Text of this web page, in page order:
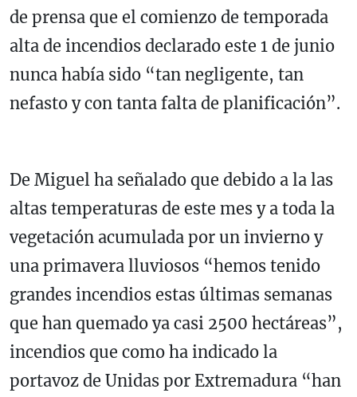
de prensa que el comienzo de temporada
alta de incendios declarado este 1 de junio
nunca había sido “tan negligente, tan
nefasto y con tanta falta de planificación”.
De Miguel ha señalado que debido a la las
altas temperaturas de este mes y a toda la
vegetación acumulada por un invierno y
una primavera lluviosos “hemos tenido
grandes incendios estas últimas semanas
que han quemado ya casi 2500 hectáreas”,
incendios que como ha indicado la
portavoz de Unidas por Extremadura “han